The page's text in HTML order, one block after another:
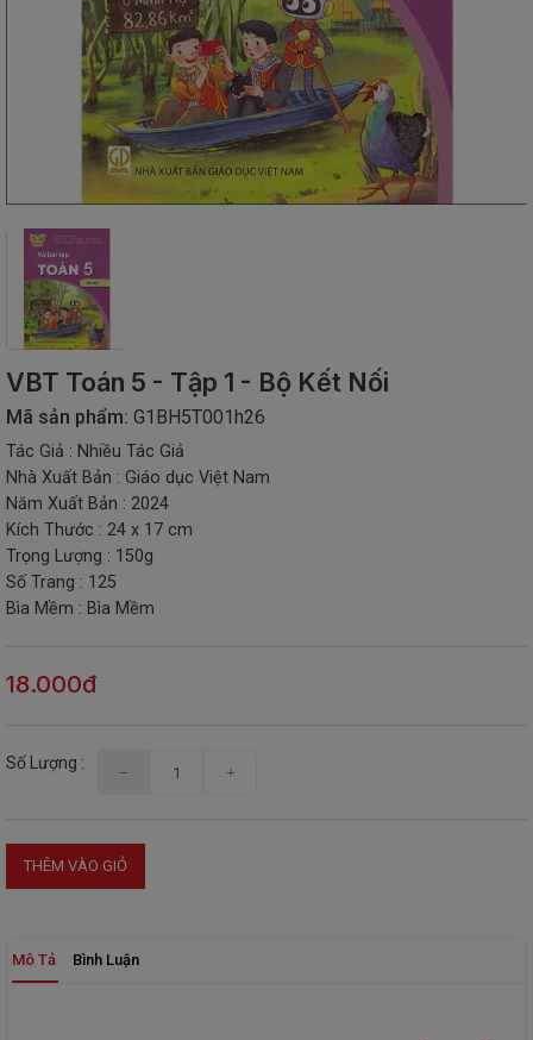
SÁCH
THIẾU
SÁCH
TIẾNG
NGOẠI
NGỮ
VPP
-
ĐỒ
DÙNG
SINH
QUÀ
TẶNG
-
ĐỒ
CHƠI
THIẾT
BỊ
-
VBT Toán 5 - Tập 1 - Bộ Kết Nối
Mã sản phẩm: G1BH5T001h26
Tác Giả : Nhiều Tác Giả
Nhà Xuất Bản : Giáo dục Việt Nam
Năm Xuất Bản : 2024
Kích Thước : 24 x 17 cm
Trọng Lượng : 150g
Số Trang : 125
Bìa Mềm : Bìa Mềm
18.000đ
Số Lượng :
THÊM VÀO GIỎ
Mô Tả Bình Luận